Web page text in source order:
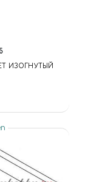
ИЗОГНУТЫЙ